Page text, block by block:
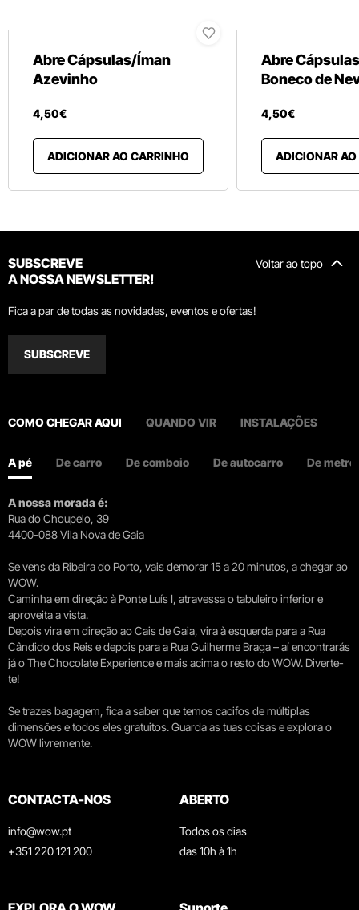
Abre Cápsulas/Íman
Azevinho
4,50€
ADICIONAR AO CARRINHO
Abre
Boneco de
4,50€
ADICIONAR
Voltar ao topo
SUBSCREVE
A NOSSA NEWSLETTER!
Fica a par de todas as novidades, eventos e ofertas!
SUBSCREVE
COMO CHEGAR AQUI QUANDO VIR INSTALAÇÕES
A pé De carro De comboio De autocarro De metro
A nossa morada é:
Rua do Choupelo, 39
4400-088 Vila Nova de Gaia
Se vens da Ribeira do Porto, vais demorar 15 a 20 minutos, a chegar ao
WOW.
Caminha em direção à Ponte Luís I, atravessa o tabuleiro inferior e
aproveita a vista.
Depois vira em direção ao Cais de Gaia, vira à esquerda para a Rua
Cândido dos Reis e depois para a Rua Guilherme Braga – aí encontrarás
já o The Chocolate Experience e mais acima o resto do WOW. Diverte-
te!
Se trazes bagagem, fica a saber que temos cacifos de múltiplas
dimensões e todos eles gratuitos. Guarda as tuas coisas e explora o
WOW livremente.
CONTACTA-NOS
info@wow.pt
+351 220 121 200
ABERTO
Todos os dias
das 10h à 1h